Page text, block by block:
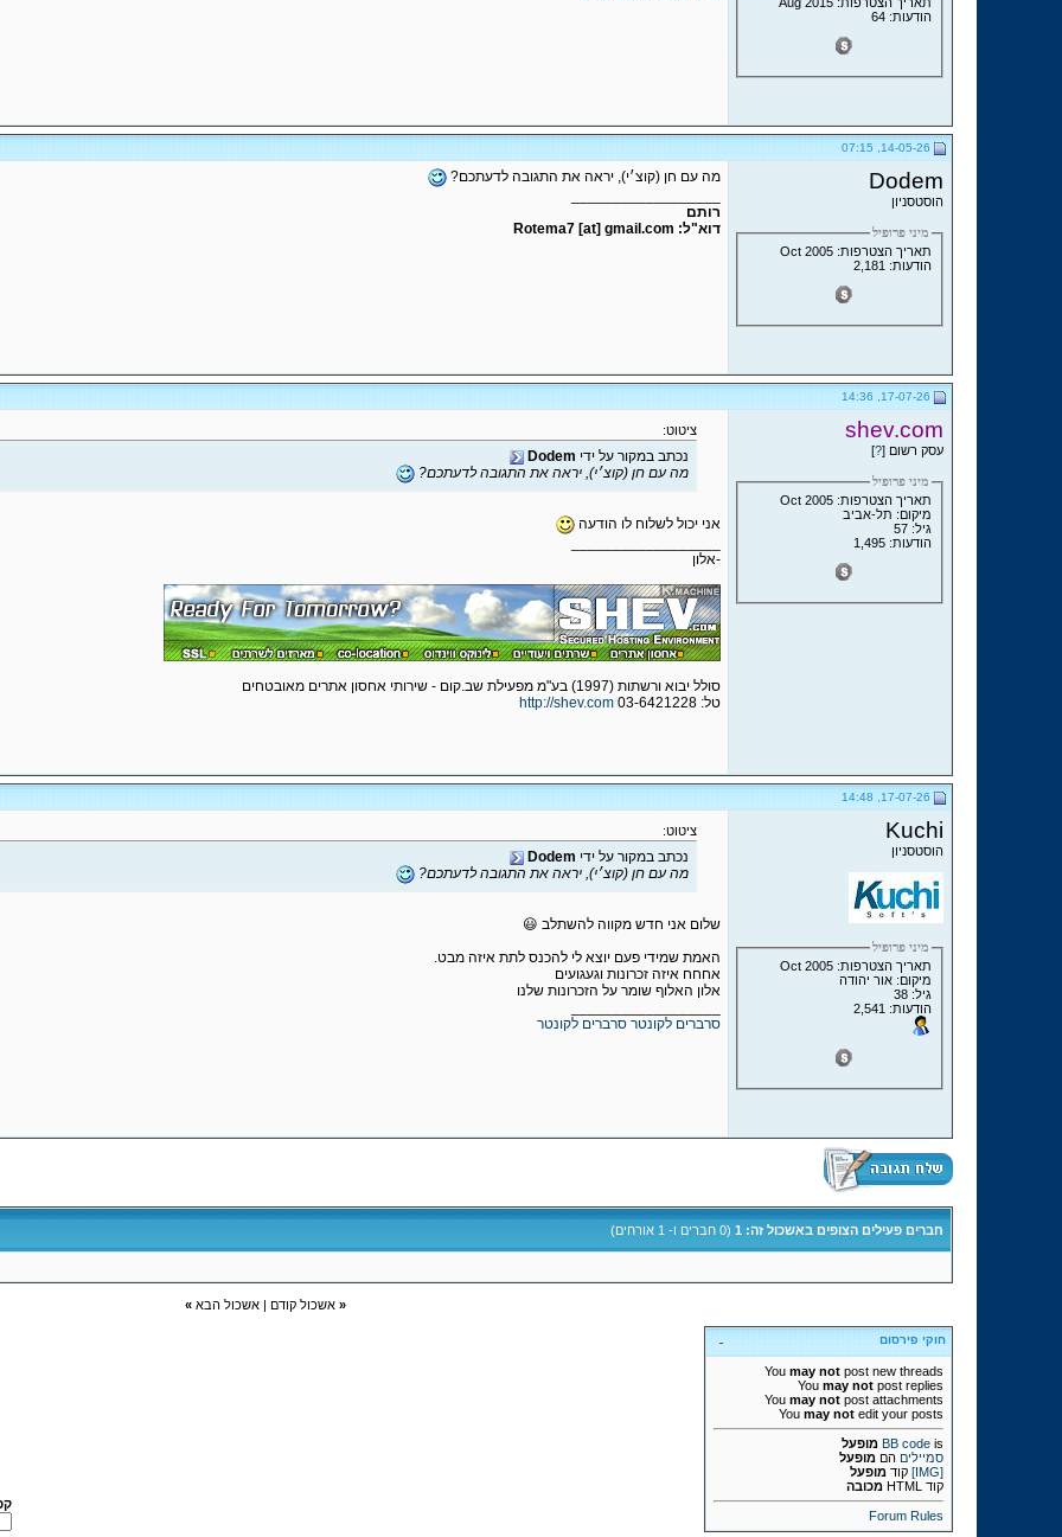
הודעות: 64
Dodem
הוסטסניון
מיני פרופיל
תאריך הצטרפות: Oct 2005
הודעות: 2,181
מה עם חן (קוצ׳י), יראה את התגובה לדעתכם?
רותם
דוא"ל: Rotema7 [at] gmail.com
shev.com
עסק רשום [?
]
מיני פרופיל
תאריך הצטרפות: Oct 2005
מיקום: תל-אביב
גיל: 57
הודעות: 1,495
ציטוט:
נכתב במקור על ידי Dodem
מה עם חן (קוצ׳י), יראה את התגובה לדעתכם?
אני יכול לשלוח לו הודעה
-אלון
סולל יבוא ורשתות (1997) בע"מ מפעילת שב.קום - שירותי אחסון אתרים מאובטחים
טל: 03-6421228
http://shev.com
Kuchi
הוסטסניון
מיני פרופיל
תאריך הצטרפות: Oct 2005
מיקום: אור יהודה
גיל: 38
הודעות: 2,541
ציטוט:
נכתב במקור על ידי Dodem
מה עם חן (קוצ׳י), יראה את התגובה לדעתכם?
שלום אני חדש מקווה להשתלב 😃
האמת שמידי פעם יוצא לי להכנס לתת איזה מבט.
אחחח איזה זכרונות וגעגועים
אלון האלוף שומר על הזכרונות שלנו
סרברים לקונטר סרברים לקונטר
חברים פעילים הצופים באשכול זה: 1 (0 חברים ו- 1 אורחים)
« אשכול קודם | אשכול הבא »
חוקי פירסום
You may not post new threads
You may not post replies
You may not post attachments
You may not edit your posts
BB code is
מופעל
סמיילים הם מופעל
[IMG]
קוד מופעל
קוד HTML
מכובה
Forum Rules